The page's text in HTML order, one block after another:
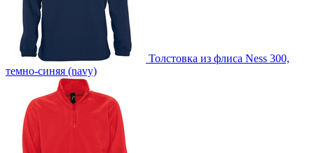
Толстовка из флиса Ness 300,
темно-синяя (navy)